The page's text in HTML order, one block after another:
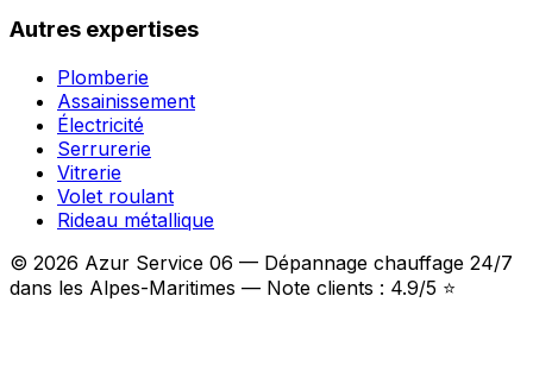
Autres expertises
Plomberie
Assainissement
Électricité
Serrurerie
Vitrerie
Volet roulant
Rideau métallique
© 2026 Azur Service 06 — Dépannage chauffage 24/7
dans les Alpes-Maritimes — Note clients : 4.9/5 ⭐